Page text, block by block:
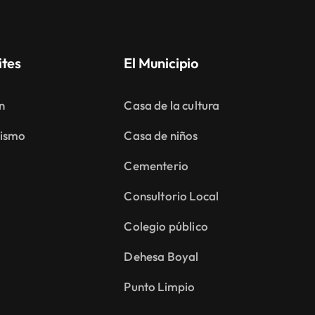
El Municipio
Casa de la cultura
Casa de niños
Cementerio
Consultorio Local
Colegio público
Dehesa Boyal
Punto Limpio